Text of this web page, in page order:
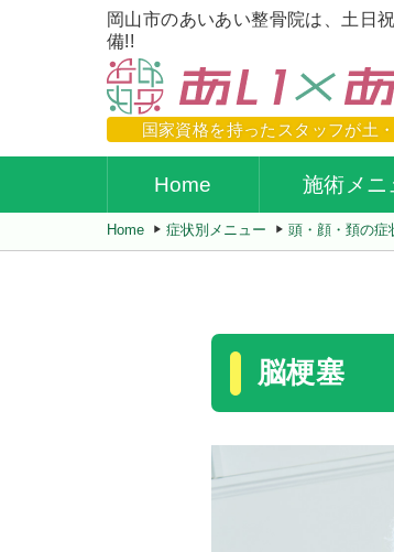
岡山市のあいあい整骨院は、土日
備!!
国家資格を持ったスタッフが土
Home 施術メニ
Home 症状別メニュー 頭・顔・頚の症
脳梗塞